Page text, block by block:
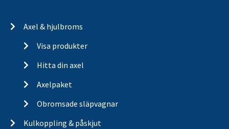
Axel & hjulbroms
Visa produkter
Hitta din axel
Axelpaket
Obromsade släpvagnar
Kulkoppling & påskjut